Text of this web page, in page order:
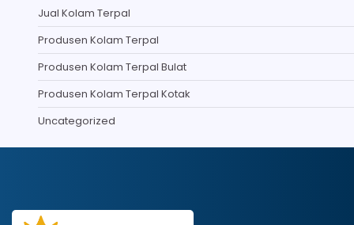
Jual Kolam Terpal
Produsen Kolam Terpal
Produsen Kolam Terpal Bulat
Produsen Kolam Terpal Kotak
Uncategorized